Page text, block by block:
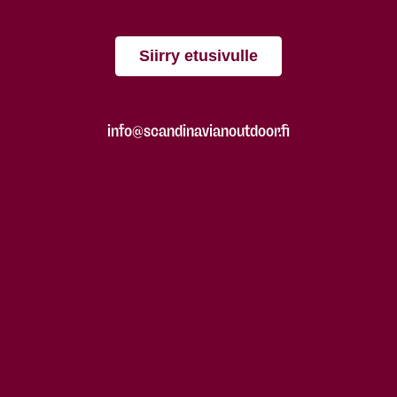
Siirry etusivulle
info@scandinavianoutdoor.fi